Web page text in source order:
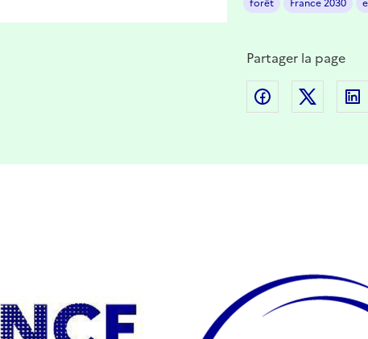
forêt France 2030
Partager la page
Partager sur